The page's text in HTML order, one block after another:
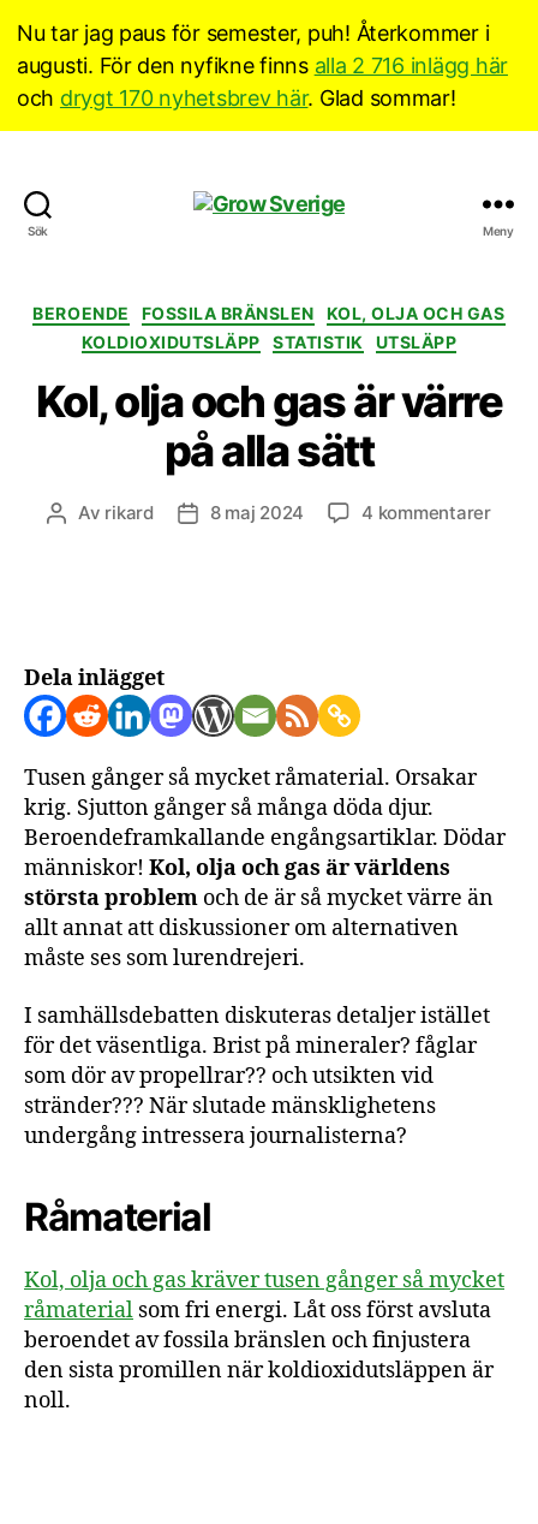
Nu tar jag paus för semester, puh! Återkommer i
augusti. För den nyfikne finns alla 2 716 inlägg här
och drygt 170 nyhetsbrev här. Glad sommar!
Sök Meny
Kategorier
BEROENDE FOSSILA BRÄNSLEN
KOL, OLJA OCH GAS
KOLDIOXIDUTSLÄPP
STATISTIK UTSLÄPP
Kol, olja och gas är värre
på alla sätt
Inläggsförfattare
Av rikard Inläggsdatum
8 maj 2024 4 kommentarertill
Dela inlägget
Tusen gånger så mycket råmaterial. Orsakar
krig. Sjutton gånger så många döda djur.
Beroendeframkallande engångsartiklar. Dödar
människor! Kol, olja och gas är världens
största problem och de är så mycket värre än
allt annat att diskussioner om alternativen
måste ses som lurendrejeri.
I samhällsdebatten diskuteras detaljer istället
för det väsentliga. Brist på mineraler? fåglar
som dör av propellrar?? och utsikten vid
stränder??? När slutade mänsklighetens
undergång intressera journalisterna?
Råmaterial
Kol, olja och gas kräver tusen gånger så mycket
råmaterial som fri energi. Låt oss först avsluta
beroendet av fossila bränslen och finjustera
den sista promillen när koldioxidutsläppen är
noll.